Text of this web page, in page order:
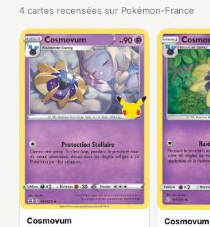
4 cartes recensées sur Pokémon-France
Cosmovum Cosmovum